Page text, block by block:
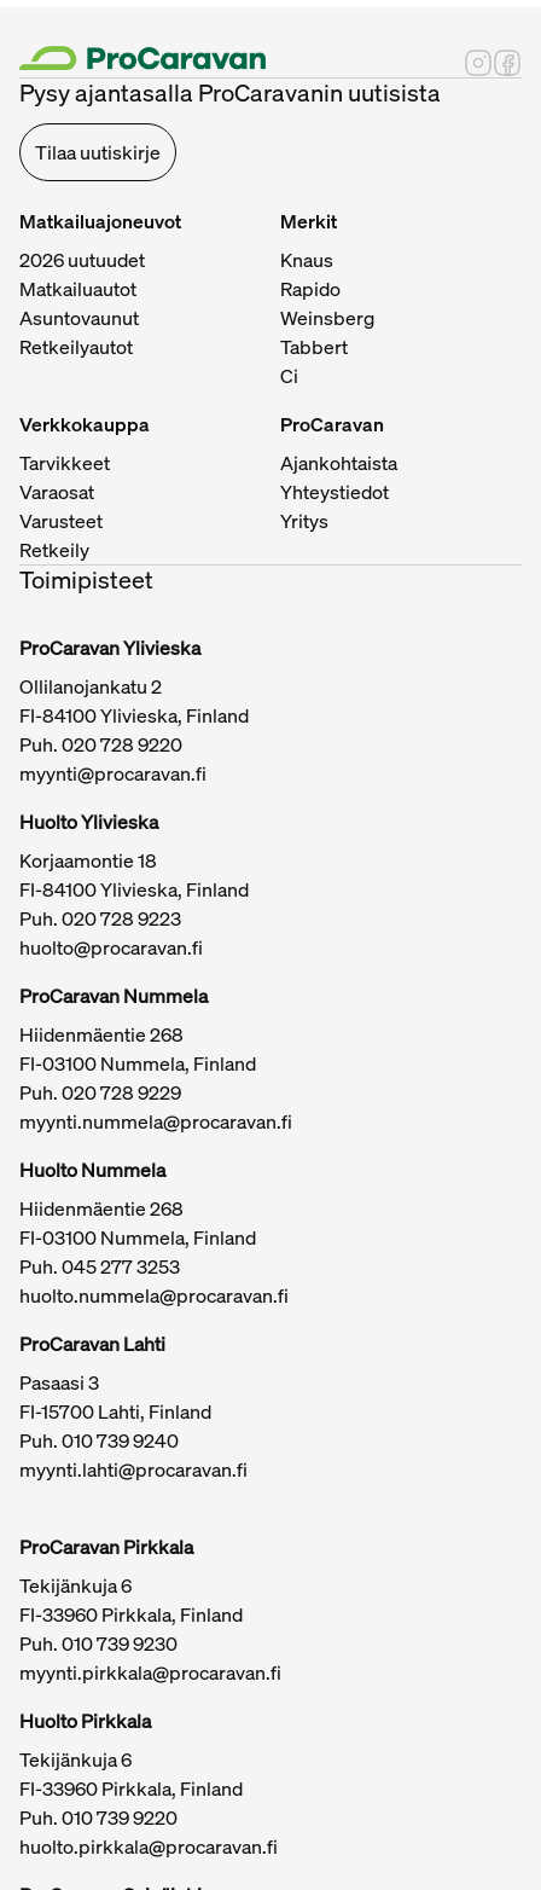
Tärkeitä linkkejä / sivukartta
Pysy ajantasalla ProCaravanin uutisista
Tilaa uutiskirje
Matkailuajoneuvot
2026 uutuudet
Matkailuautot
Asuntovaunut
Retkeilyautot
Merkit
Knaus
Rapido
Weinsberg
Tabbert
Ci
Verkkokauppa
Tarvikkeet
Varaosat
Varusteet
Retkeily
ProCaravan
Ajankohtaista
Yhteystiedot
Yritys
Toimipisteet
ProCaravan Ylivieska
Ollilanojankatu 2
FI-84100 Ylivieska, Finland
Puh.020 728 9220
myynti@procaravan.fi
Huolto Ylivieska
Korjaamontie 18
FI-84100 Ylivieska, Finland
Puh.020 728 9223
huolto@procaravan.fi
ProCaravan Nummela
Hiidenmäentie 268
FI-03100 Nummela, Finland
Puh.020 728 9229
myynti.nummela@procaravan.fi
Huolto Nummela
Hiidenmäentie 268
FI-03100 Nummela, Finland
Puh. 045 277 3253
huolto.nummela@procaravan.fi
ProCaravan Lahti
Pasaasi 3
FI-15700 Lahti, Finland
Puh.010 739 9240
myynti.lahti@procaravan.fi
ProCaravan Pirkkala
Tekijänkuja 6
FI-33960 Pirkkala, Finland
Puh.010 739 9230
myynti.pirkkala@procaravan.fi
Huolto Pirkkala
Tekijänkuja 6
FI-33960 Pirkkala, Finland
Puh.010 739 9220
huolto.pirkkala@procaravan.fi